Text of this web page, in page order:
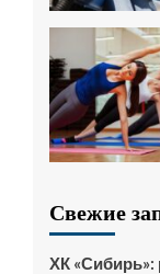
Свежие
ХК «Сибирь»: